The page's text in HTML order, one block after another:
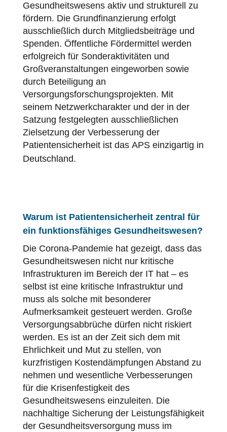
Gesundheitswesens aktiv und strukturell zu
fördern. Die Grundfinanzierung erfolgt
ausschließlich durch Mitgliedsbeiträge und
Spenden. Öffentliche Fördermittel werden
erfolgreich für Sonderaktivitäten und
Großveranstaltungen eingeworben sowie
durch Beteiligung an
Versorgungsforschungsprojekten. Mit
seinem Netzwerkcharakter und der in der
Satzung festgelegten ausschließlichen
Zielsetzung der Verbesserung der
Patientensicherheitist das APSeinzigartig in
Deutschland.
Warum ist Patientensicherheitzentral für
ein funktionsfähiges Gesundheitswesen?
Die Corona‐Pandemie hat gezeigt, dass das
Gesundheitswesen nicht nur kritische
Infrastrukturen im Bereich der IT hat – es
selbst ist eine kritische Infrastruktur und
muss als solche mit besonderer
Aufmerksamkeit gesteuert werden. Große
Versorgungsabbrüche dürfen nicht riskiert
werden. Es ist an der Zeit sich dem mit
Ehrlichkeit und Mut zu stellen, von
kurzfristigen Kostendämpfungen Abstand zu
nehmen und wesentliche Verbesserungen
für die Krisenfestigkeit des
Gesundheitswesens einzuleiten. Die
nachhaltige Sicherung der Leistungsfähigkeit
der Gesundheitsversorgung muss im